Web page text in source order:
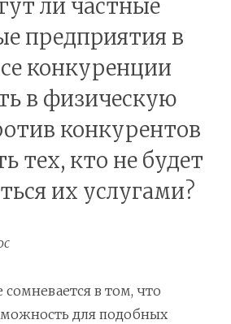
ли частные
предприятия в
конкуренции
в физическую
конкурентов
тех, кто не будет
их услугами?
в том, что
для подобных